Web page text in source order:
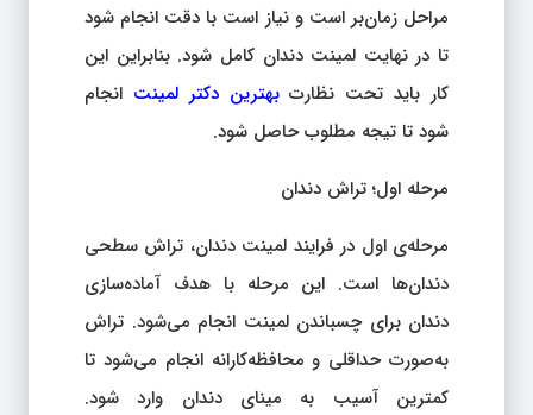
مراحل زمان‌بر است و نیاز است با دقت انجام شود
تا در نهایت لمینت دندان کامل شود. بنابراین این
کار باید تحت نظارتبهترین دکتر لمینت انجام
شود تا تیجه مطلوب حاصل شود.
مرحله اول؛ تراش دندان
مرحله‌ی اول در فرایند لمینت دندان، تراش سطحی
دندان‌ها است. این مرحله با هدف آماده‌سازی
دندان برای چسباندن لمینت انجام می‌شود. تراش
به‌صورت حداقلی و محافظه‌کارانه انجام می‌شود تا
کمترین آسیب به مینای دندان وارد شود.